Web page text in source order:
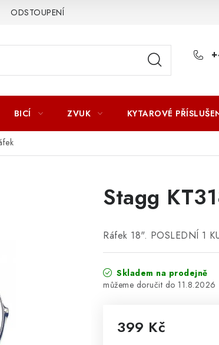
ODSTOUPENÍ OD SMLOUVY ZÁSADY
BICÍ ZVUK KYTAROVÉ
Stagg
Ráfek 18". POSLEDNÍ 1
Skladem na prodejně
11.8.2026
399 Kč